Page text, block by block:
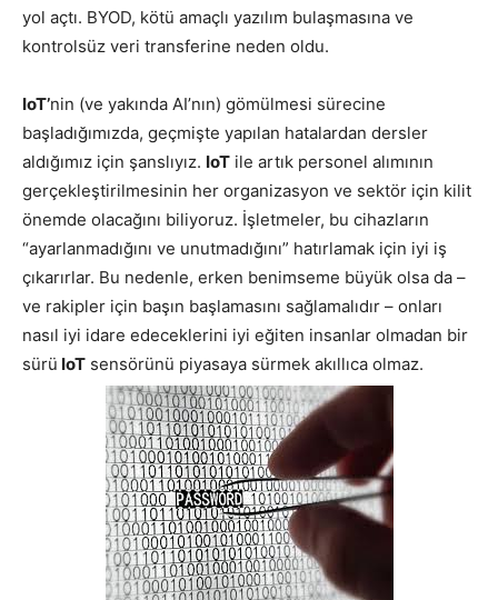
yol açtı. BYOD, kötü amaçlı yazılım bulaşmasına ve
kontrolsüz veri transferine neden oldu.
IoT’nin (ve yakında AI’nın) gömülmesi sürecine
başladığımızda, geçmişte yapılan hatalardan dersler
aldığımız için şanslıyız. IoT ile artık personel alımının
gerçekleştirilmesinin her organizasyon ve sektör için kilit
önemde olacağını biliyoruz. İşletmeler, bu cihazların
“ayarlanmadığını ve unutmadığını” hatırlamak için iyi iş
çıkarırlar. Bu nedenle, erken benimseme büyük olsa da –
ve rakipler için başın başlamasını sağlamalıdır – onları
nasıl iyi idare edeceklerini iyi eğiten insanlar olmadan bir
sürü IoT sensörünü piyasaya sürmek akıllıca olmaz.